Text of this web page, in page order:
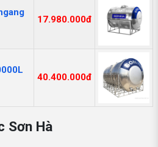
17.980.000đ
40.400.000đ
Sơn Hà